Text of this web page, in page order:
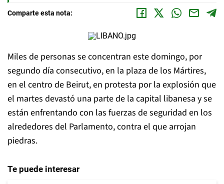
Comparte esta nota:
Miles de personas se concentran este domingo, por
segundo día consecutivo, en la plaza de los Mártires,
en el centro de Beirut, en protesta por la explosión que
el martes devastó una parte de la capital libanesa y se
están enfrentando con las fuerzas de seguridad en los
alrededores del Parlamento, contra el que arrojan
piedras.
Te puede interesar